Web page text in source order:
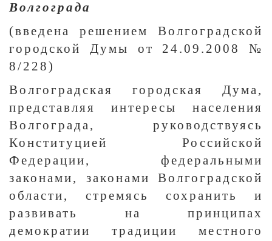
Волгограда
(введена решением Волгоградской
городской Думы от 24.09.2008 №
8/228)
Волгоградская городская Дума,
представляя интересы населения
Волгограда, руководствуясь
Конституцией Российской
Федерации, федеральными
законами, законами Волгоградской
области, стремясь сохранить и
развивать на принципах
демократии традиции местного